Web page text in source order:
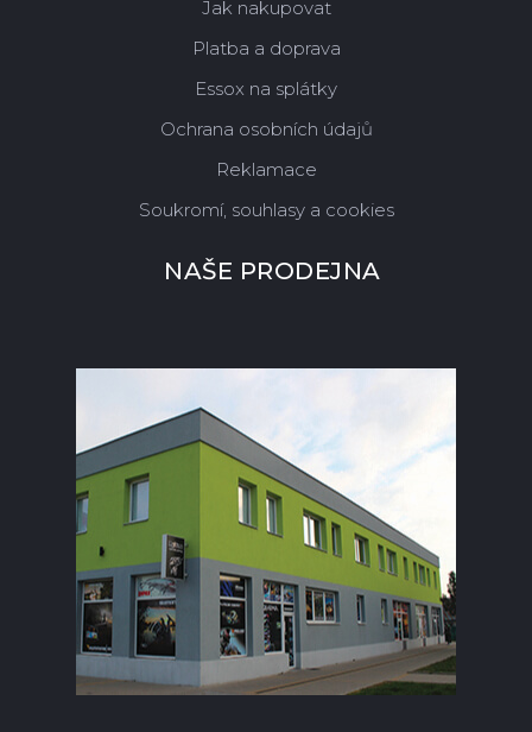
Jak nakupovat
Platba a doprava
Essox na splátky
Ochrana osobních údajů
Reklamace
Soukromí, souhlasy a cookies
NAŠE PRODEJNA